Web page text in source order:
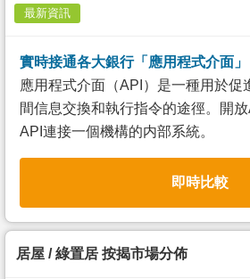
最新資訊
實時接通各大銀行「應用程式介面
應用程式介面（API）是一種用於促
間信息交換和執行指令的途徑。開
API連接一個機構的内部系統。
即時比較
居屋 / 綠置居 按揭市場分佈